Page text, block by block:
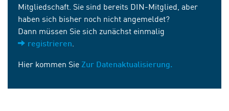
Mitgliedschaft. Sie sind bereits DIN-Mitglied, aber
haben sich bisher noch nicht angemeldet?
Dann müssen Sie sich zunächst einmalig
registrieren
Hier kommen Sie Zur Datenaktualisierung.